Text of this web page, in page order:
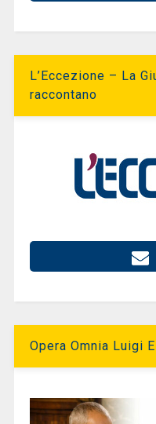
L’Eccezione – La
raccontano
Opera Omnia Luigi